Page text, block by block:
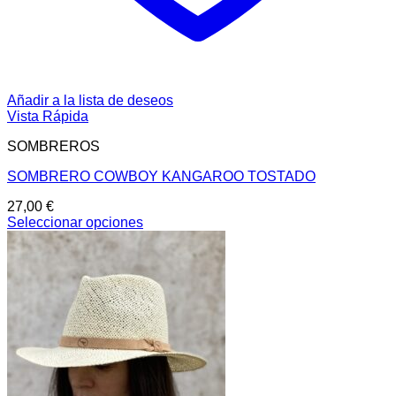
Añadir a la lista de deseos
Vista Rápida
SOMBREROS
SOMBRERO COWBOY KANGAROO TOSTADO
27,00 €
Seleccionar opciones
Este
producto
múltiples
Las
opciones
se
pueden
elegir